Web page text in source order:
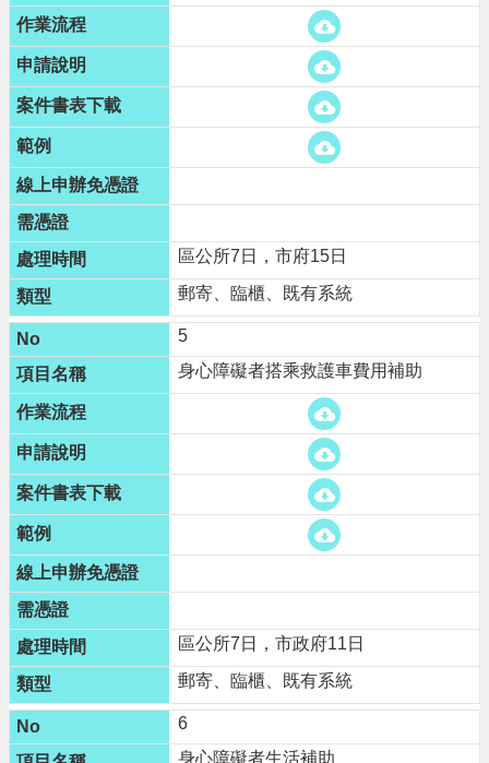
常
見
問
題
桃
市
政
府
E
n
g
l
i
s
h
隱
私
權
政
策
政
府
網
站
資
料
開
放
宣
區公所7日，市府15日
郵寄、臨櫃、既有系統
5
身心障礙者搭乘救護車費用補助
區公所7日，市政府11日
郵寄、臨櫃、既有系統
6
身心障礙者生活補助